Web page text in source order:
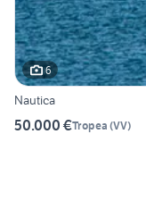
6
Nautica
50.000 €Tropea (VV)